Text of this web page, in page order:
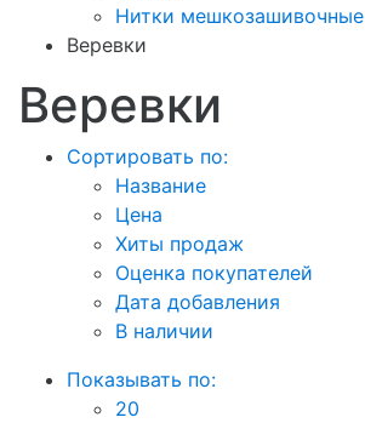
Нитки мешкозашивочные
Веревки
Веревки
Сортировать по:
Название
Цена
Хиты продаж
Оценка покупателей
Дата добавления
В наличии
Показывать по:
20